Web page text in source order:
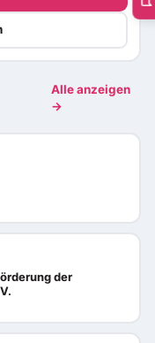
Alle anzeigen
→
der